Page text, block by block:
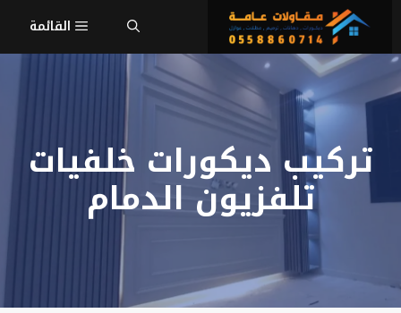
المحتوى
القائمة
تركيب ديكورات خلفيات
تلفزيون الدمام